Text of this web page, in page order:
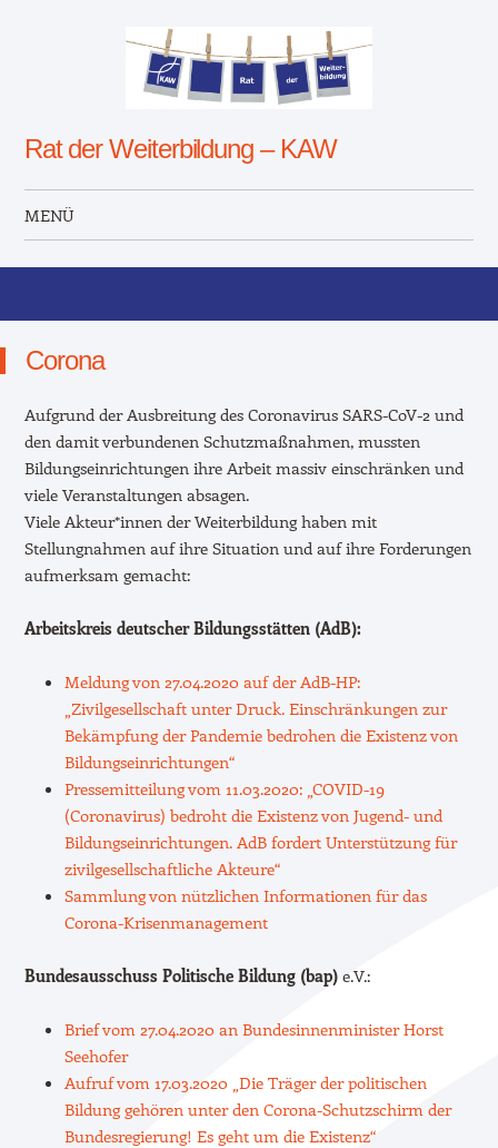
Rat der Weiterbildung – KAW
MENÜ
Corona
Aufgrund der Ausbreitung des Coronavirus SARS-CoV-2 und
den damit verbundenen Schutzmaßnahmen, mussten
Bildungseinrichtungen ihre Arbeit massiv einschränken und
viele Veranstaltungen absagen.
Viele Akteur*innen der Weiterbildung haben mit
Stellungnahmen auf ihre Situation und auf ihre Forderungen
aufmerksam gemacht:
Arbeitskreis deutscher Bildungsstätten (AdB):
Meldung von 27.04.2020 auf der AdB-HP:
„Zivilgesellschaft unter Druck. Einschränkungen zur
Bekämpfung der Pandemie bedrohen die Existenz von
Bildungseinrichtungen“
Pressemitteilung vom 11.03.2020: „COVID-19
(Coronavirus) bedroht die Existenz von Jugend- und
Bildungseinrichtungen. AdB fordert Unterstützung für
zivilgesellschaftliche Akteure“
Sammlung von nützlichen Informationen für das
Corona-Krisenmanagement
Bundesausschuss Politische Bildung (bap)e.V.:
Brief vom 27.04.2020 an Bundesinnenminister Horst
Seehofer
Aufruf vom 17.03.2020 „Die Träger der politischen
Bildung gehören unter den Corona-Schutzschirm der
Bundesregierung! Es geht um die Existenz“